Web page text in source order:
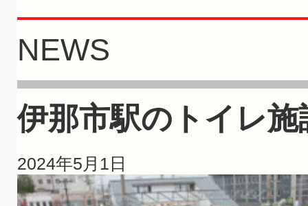
NEWS
伊那市駅のトイレ
2024年5月1日